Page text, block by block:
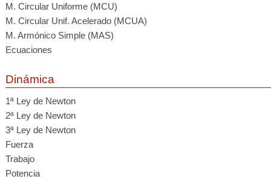
M. Circular Uniforme (MCU)
M. Circular Unif. Acelerado (MCUA)
M. Armónico Simple (MAS)
Ecuaciones
Dinámica
1ª Ley de Newton
2ª Ley de Newton
3ª Ley de Newton
Fuerza
Trabajo
Potencia